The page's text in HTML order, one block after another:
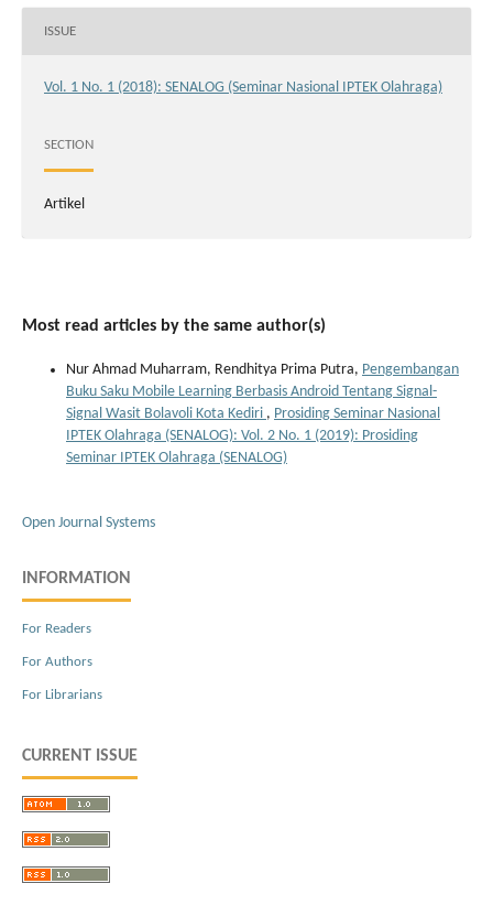
ISSUE
Vol. 1 No. 1 (2018): SENALOG (Seminar Nasional IPTEK Olahraga)
SECTION
Artikel
Most read articles by the same author(s)
Nur Ahmad Muharram, Rendhitya Prima Putra, Pengembangan
Buku Saku Mobile Learning Berbasis Android Tentang Signal-
Signal Wasit Bolavoli Kota Kediri , Prosiding Seminar Nasional
IPTEK Olahraga (SENALOG): Vol. 2 No. 1 (2019): Prosiding
Seminar IPTEK Olahraga (SENALOG)
Open Journal Systems
INFORMATION
For Readers
For Authors
For Librarians
CURRENT ISSUE